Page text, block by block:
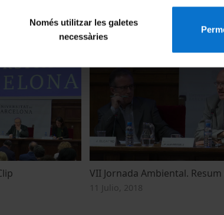
Només utilitzar les galetes
necessàries
facts, 10
Taula Debat
25 Junio, 2018
VII Jornada Ambiental.
11 Julio, 2018